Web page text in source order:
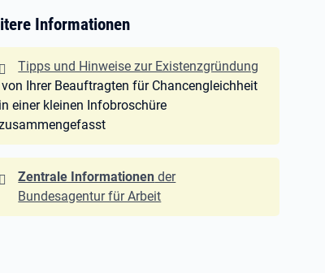
Informationen
Tipp:Tipps und Hinweise zur Existenzgründung
von Ihrer Beauftragten für Chancengleichheit
in einer kleinen Infobroschüre
Tipp:Zentrale Informationen der
Bundesagentur für Arbeit